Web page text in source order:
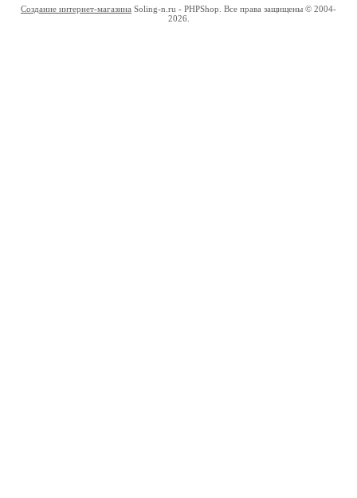
Создание интернет-магазина Soling-n.ru - PHPShop. Все права защищены © 2004-
2026.